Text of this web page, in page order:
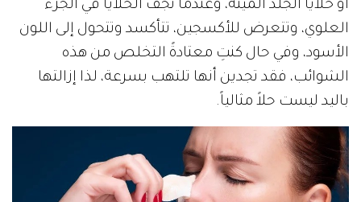
أو خلايا الجلد الميتة، وعندما تجف الخلايا في الجزء
العلوي، وتتعرض للأكسجين، تتأكسد وتتحول إلى اللون
الأسود، وفي حال كنتِ معتادةً التخلص من هذه
الشوائب، فقد تجدين أنها تلتهب بسرعة، لذا إزالتها
باليد ليست حلاً مثالياً.